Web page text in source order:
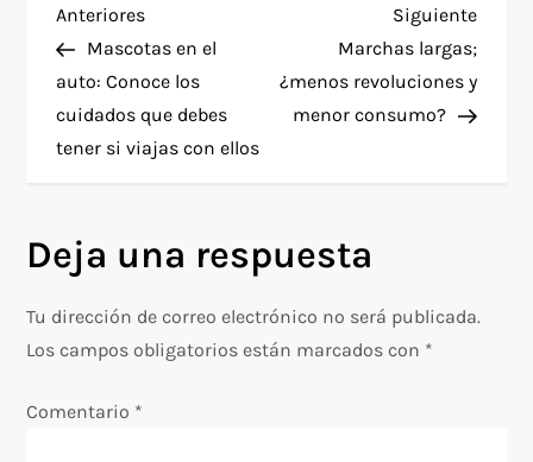
N
a
v
g
a
c
i
Entrada
anterior
Anteriores
Mascotas en el
auto: Conoce los
cuidados que debes
tener si viajas con ellos
Siguiente
Marchas largas;
¿menos revoluciones y
menor consumo?
Deja una respuesta
Tu dirección de correo electrónico no será publicada.
Los campos obligatorios están marcados con *
Comentario *